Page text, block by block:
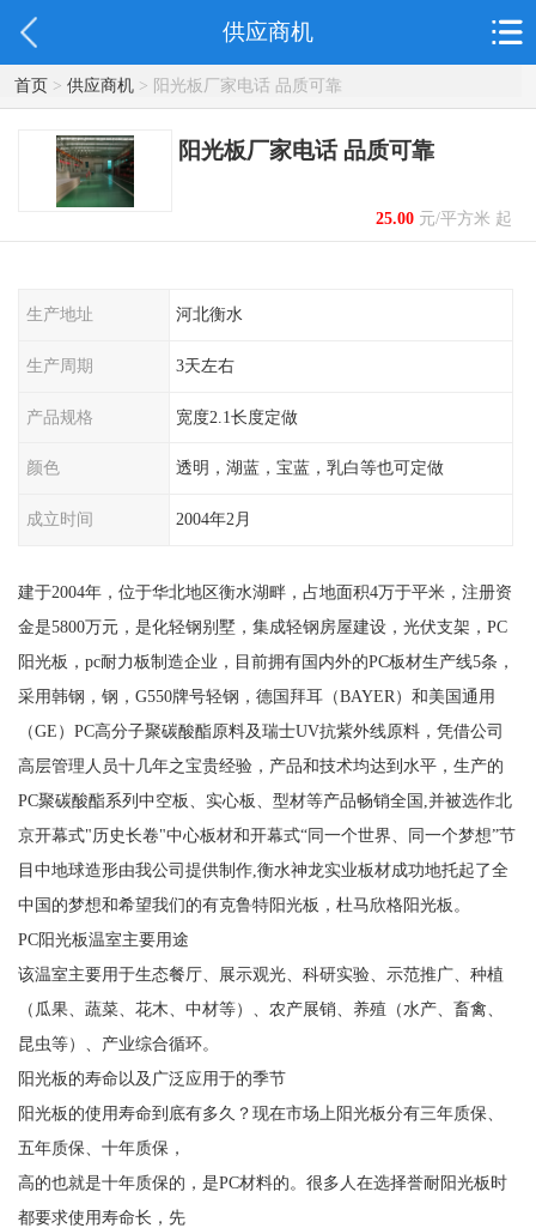
供应商机
首页> 供应商机> 阳光板厂家电话 品质可靠
阳光板厂家电话 品质可靠
25.00元/平方米 起
生产地址 河北衡水
生产周期 3天左右
产品规格 宽度2.1长度定做
颜色 透明，湖蓝，宝蓝，乳白等也可定做
成立时间 2004年2月
建于2004年，位于华北地区衡水湖畔，占地面积4万于平米，注册资
金是5800万元，是化轻钢别墅，集成轻钢房屋建设，光伏支架，PC
阳光板，pc耐力板制造企业，目前拥有国内外的PC板材生产线5条，
采用韩钢，钢，G550牌号轻钢，德国拜耳（BAYER）和美国通用
（GE）PC高分子聚碳酸酯原料及瑞士UV抗紫外线原料，凭借公司
高层管理人员十几年之宝贵经验，产品和技术均达到水平，生产的
PC聚碳酸酯系列中空板、实心板、型材等产品畅销全国,并被选作北
京开幕式"历史长卷"中心板材和开幕式“同一个世界、同一个梦想”节
目中地球造形由我公司提供制作,衡水神龙实业板材成功地托起了全
中国的梦想和希望我们的有克鲁特阳光板，杜马欣格阳光板。
PC阳光板温室主要用途
该温室主要用于生态餐厅、展示观光、科研实验、示范推广、种植
（瓜果、蔬菜、花木、中材等）、农产展销、养殖（水产、畜禽、
昆虫等）、产业综合循环。
阳光板的寿命以及广泛应用于的季节
阳光板的使用寿命到底有多久？现在市场上阳光板分有三年质保、
五年质保、十年质保，
高的也就是十年质保的，是PC材料的。很多人在选择誉耐阳光板时
都要求使用寿命长，先